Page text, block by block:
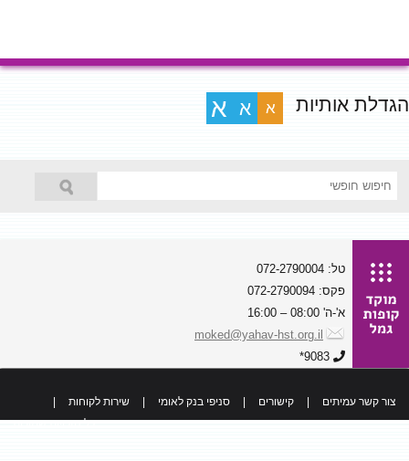
הגדלת אותיות א א א
טל: 072-2790004
פקס: 072-2790094
א'-ה' 08:00 – 16:00
moked@yahav-hst.org.il
9083*
צור קשר עמיתים קישורים סניפי בנק לאומי שירות לקוחות
כל הזכויות שמורות